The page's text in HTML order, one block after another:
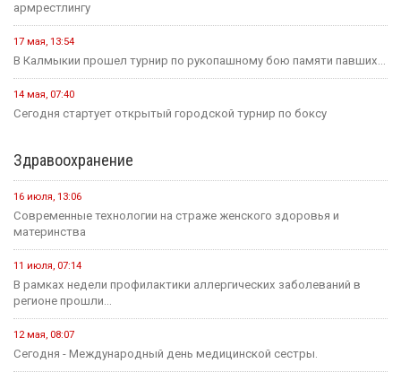
армрестлингу
17 мая, 13:54
В Калмыкии прошел турнир по рукопашному бою памяти павших...
14 мая, 07:40
Сегодня стартует открытый городской турнир по боксу
Здравоохранение
16 июля, 13:06
Современные технологии на страже женского здоровья и
материнства
11 июля, 07:14
В рамках недели профилактики аллергических заболеваний в
регионе прошли...
12 мая, 08:07
Сегодня - Международный день медицинской сестры.